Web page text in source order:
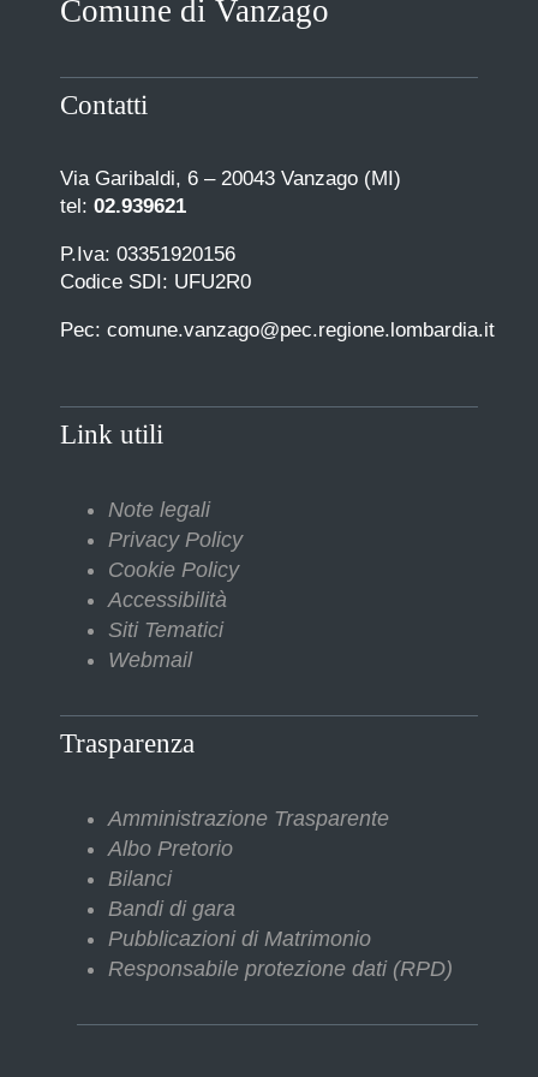
COMUNICAZIONE
Comune di Vanzago
Contatti
Via Garibaldi, 6 – 20043 Vanzago (MI)
tel: 02.939621
P.Iva: 03351920156
Codice SDI: UFU2R0
Pec: comune.vanzago@pec.regione.lombardia.it
Link utili
Note legali
Privacy Policy
Cookie Policy
Accessibilità
Siti Tematici
Webmail
Trasparenza
Amministrazione Trasparente
Albo Pretorio
Bilanci
Bandi di gara
Pubblicazioni di Matrimonio
Responsabile protezione dati (RPD)